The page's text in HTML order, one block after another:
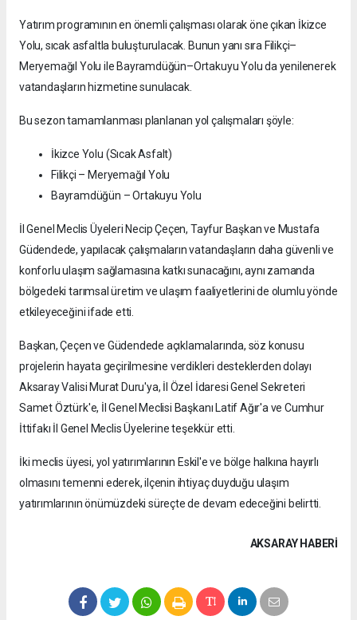
Yatırım programının en önemli çalışması olarak öne çıkan İkizce
Yolu, sıcak asfaltla buluşturulacak. Bunun yanı sıra Filikçi–
Meryemağıl Yolu ile Bayramdüğün–Ortakuyu Yolu da yenilenerek
vatandaşların hizmetine sunulacak.
Bu sezon tamamlanması planlanan yol çalışmaları şöyle:
İkizce Yolu (Sıcak Asfalt)
Filikçi – Meryemağıl Yolu
Bayramdüğün – Ortakuyu Yolu
İl Genel Meclis Üyeleri Necip Çeçen, Tayfur Başkan ve Mustafa
Güdendede, yapılacak çalışmaların vatandaşların daha güvenli ve
konforlu ulaşım sağlamasına katkı sunacağını, aynı zamanda
bölgedeki tarımsal üretim ve ulaşım faaliyetlerini de olumlu yönde
etkileyeceğini ifade etti.
Başkan, Çeçen ve Güdendede açıklamalarında, söz konusu
projelerin hayata geçirilmesine verdikleri desteklerden dolayı
Aksaray Valisi Murat Duru'ya, İl Özel İdaresi Genel Sekreteri
Samet Öztürk'e, İl Genel Meclisi Başkanı Latif Ağır'a ve Cumhur
İttifakı İl Genel Meclis Üyelerine teşekkür etti.
İki meclis üyesi, yol yatırımlarının Eskil'e ve bölge halkına hayırlı
olmasını temenni ederek, ilçenin ihtiyaç duyduğu ulaşım
yatırımlarının önümüzdeki süreçte de devam edeceğini belirtti.
AKSARAY HABERİ